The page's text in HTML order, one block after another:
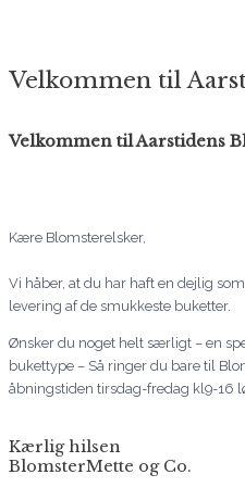
Velkommen til
Velkommen til Aarstidens
Kære Blomsterelsker,
Vi håber, at du har haft en dejlig
levering af de smukkeste buketter.
Ønsker du noget helt særligt – en
bukettype – Så ringer du bare til
åbningstiden tirsdag-fredag kl9-16
Kærlig hilsen
BlomsterMette og Co.